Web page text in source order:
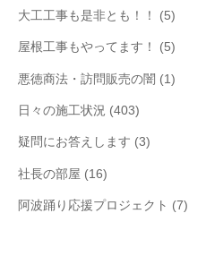
大工工事も是非とも！！ (5)
屋根工事もやってます！ (5)
悪徳商法・訪問販売の闇 (1)
日々の施工状況 (403)
疑問にお答えします (3)
社長の部屋 (16)
阿波踊り応援プロジェクト (7)